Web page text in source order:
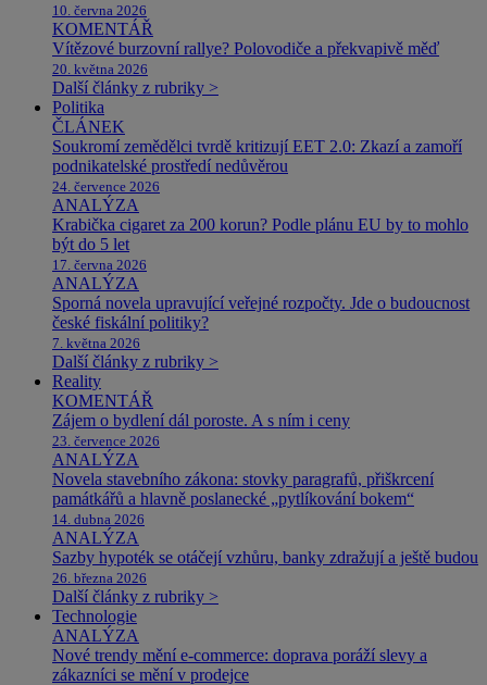
10. června 2026
KOMENTÁŘ
Vítězové burzovní rallye? Polovodiče a překvapivě měď
20. května 2026
Další články z rubriky >
Politika
ČLÁNEK
Soukromí zemědělci tvrdě kritizují EET 2.0: Zkazí a zamoří
podnikatelské prostředí nedůvěrou
24. července 2026
ANALÝZA
Krabička cigaret za 200 korun? Podle plánu EU by to mohlo
být do 5 let
17. června 2026
ANALÝZA
Sporná novela upravující veřejné rozpočty. Jde o budoucnost
české fiskální politiky?
7. května 2026
Další články z rubriky >
Reality
KOMENTÁŘ
Zájem o bydlení dál poroste. A s ním i ceny
23. července 2026
ANALÝZA
Novela stavebního zákona: stovky paragrafů, přiškrcení
památkářů a hlavně poslanecké „pytlíkování bokem“
14. dubna 2026
ANALÝZA
Sazby hypoték se otáčejí vzhůru, banky zdražují a ještě budou
26. března 2026
Další články z rubriky >
Technologie
ANALÝZA
Nové trendy mění e-commerce: doprava poráží slevy a
zákazníci se mění v prodejce